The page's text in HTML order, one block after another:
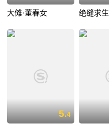
大傩·董春女 绝缝求生
5.4